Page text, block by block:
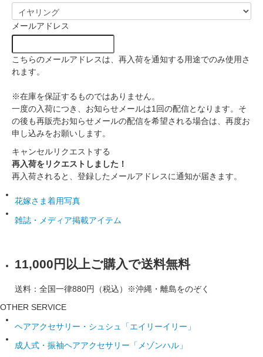
メールアドレス
こちらのメールアドレスは、再入荷を通知する用途でのみ使用さ
れます。
※在庫を保証するものではありません。
一度の入荷につき、お知らせメールは1回の配信となります。そ
の後も再販売お知らせメールの配信を希望される場合は、再度お
申し込みをお願いします。
キャンセルリクエストする
再入荷をリクエストしました！
再入荷されると、登録したメールアドレスに通知が届きます。
花嫁さま着用写真
雑誌・メディア掲載アイテム
11,000円以上ご購入で送料無料
送料：全国一律880円（税込）※沖縄・離島をのぞく
OTHER SERVICE
ヘアアクセサリー・シュシュ「エイリーイリー」
成人式・振袖ヘアアクセサリー「メゾンハル」